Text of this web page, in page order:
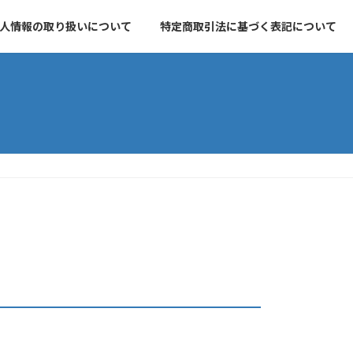
情報の取り扱いについて 特定商取引法に基づく表記について